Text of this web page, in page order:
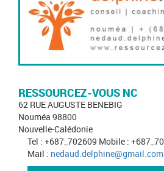
RESSOURCEZ-VOUS NC
62 RUE AUGUSTE BENEBIG
Nouméa 98800
Nouvelle-Calédonie
Tel : +687_702609 Mobile :
Mail : nedaud.delphine@gmail.com